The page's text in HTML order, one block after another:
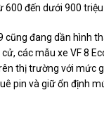
600 đến dưới 900 triệu
cũng đang dần hình
cử, các mẫu xe VF 8
thị trường với mức
pin và giữ ổn định